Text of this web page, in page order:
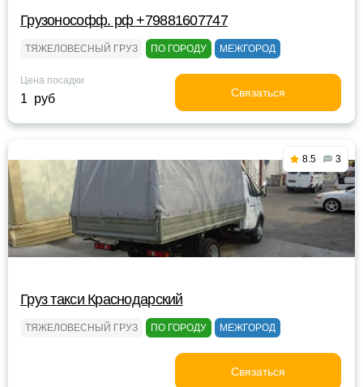
Грузонософф. рф +79881607747
ТЯЖЕЛОВЕСНЫЙ ГРУЗ ПО ГОРОДУ МЕЖГОРОД
Цена посадки
1 руб Связаться
8.5 3
Груз такси Краснодарский
ТЯЖЕЛОВЕСНЫЙ ГРУЗ ПО ГОРОДУ МЕЖГОРОД
Связаться